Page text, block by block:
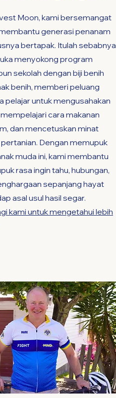
Moon, kami bersemangat
generasi penanam
bertapak. Itulah sebabnya
menyokong program
sekolah dengan biji benih
benih, memberi peluang
pelajar untuk mengusahakan
cara makanan
dan mencetuskan minat
Dengan memupuk
muda ini, kami membantu
rasa ingin tahu, hubungan,
sepanjang hayat
asal usul hasil segar.
kami untuk mengetahui lebih